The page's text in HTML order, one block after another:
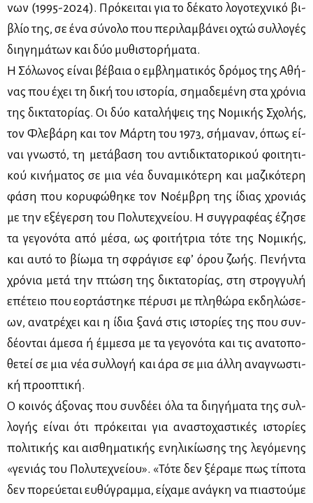
νων (1995-2024). Πρό­κει­ται για το δέ­κα­το λο­γο­τε­χνι­κό βι­
βλίο της, σε ένα σύ­νο­λο που πε­ρι­λαμ­βά­νει οχτώ συλ­λο­γές
δι­η­γη­μά­των και δύο μυ­θι­στο­ρή­μα­τα.
Η Σό­λω­νος εί­ναι βέ­βαια ο εμ­βλη­μα­τι­κός δρό­μος της Αθή­
νας που έχει τη δι­κή του ιστο­ρία, ση­μα­δε­μέ­νη στα χρό­νια
της δι­κτα­το­ρί­ας. Οι δύο κα­τα­λή­ψεις της Νο­μι­κής Σχο­λής,
τον Φλε­βά­ρη και τον Μάρ­τη του 1973, σή­μα­ναν, όπως εί­
ναι γνω­στό, τη με­τά­βα­ση του αντι­δι­κτα­το­ρι­κού φοι­τη­τι­
κού κι­νή­μα­τος σε μια νέα δυ­να­μι­κό­τε­ρη και μα­ζι­κό­τε­ρη
φά­ση που κο­ρυ­φώ­θη­κε τον Νο­έμ­βρη της ίδιας χρο­νιάς
με την εξέ­γερ­ση του Πο­λυ­τε­χνεί­ου. Η συγ­γρα­φέ­ας έζη­σε
τα γε­γο­νό­τα από μέ­σα, ως φοι­τή­τρια τό­τε της Νο­μι­κής,
και αυ­τό το βί­ω­μα τη σφρά­γι­σε εφ’ όρου ζω­ής. Πε­νή­ντα
χρό­νια με­τά την πτώ­ση της δι­κτα­το­ρί­ας, στη στρογ­γυ­λή
επέ­τειο που εορ­τά­στη­κε πέ­ρυ­σι με πλη­θώ­ρα εκ­δη­λώ­σε­
ων, ανα­τρέ­χει και η ίδια ξα­νά στις ιστο­ρί­ες της που συν­
δέ­ο­νται άμε­σα ή έμ­με­σα με τα γε­γο­νό­τα και τις ανα­το­πο­
θε­τεί σε μια νέα συλ­λο­γή και άρα σε μια άλ­λη ανα­γνω­στι­
κή προ­ο­πτι­κή.
Ο κοι­νός άξο­νας που συν­δέ­ει όλα τα δι­η­γή­μα­τα της συλ­
λο­γής εί­ναι ότι πρό­κει­ται για ανα­στο­χα­στι­κές ιστο­ρί­ες
πο­λι­τι­κής και αι­σθη­μα­τι­κής ενη­λι­κί­ω­σης της λε­γό­με­νης
«γε­νιάς του Πο­λυ­τε­χνεί­ου». «Τό­τε δεν ξέ­ρα­με πως τί­πο­τα
δεν πο­ρεύ­ε­ται ευ­θύ­γραμ­μα, εί­χα­με ανά­γκη να πια­στού­με